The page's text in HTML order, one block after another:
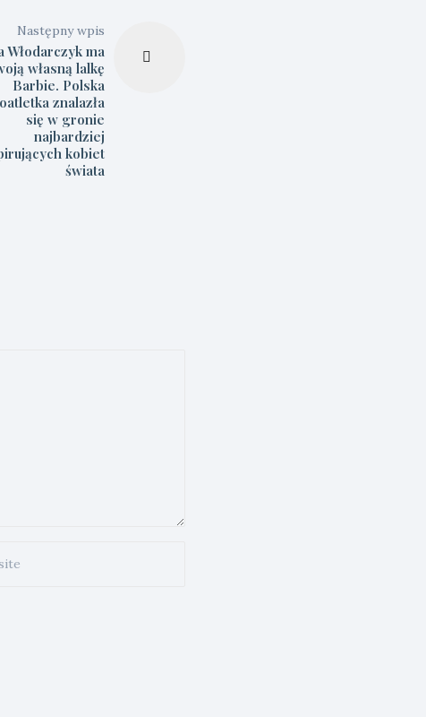
Następny wpis
Włodarczyk ma
własną lalkę
Barbie. Polska
znalazła
się w gronie
najbardziej
kobiet
świata